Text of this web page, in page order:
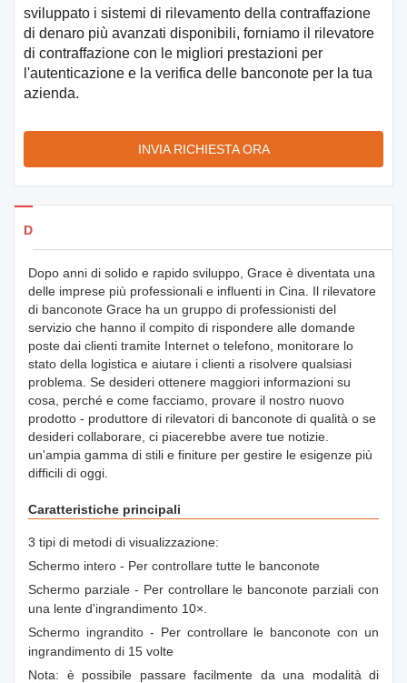
sviluppato i sistemi di rilevamento della contraffazione
di denaro più avanzati disponibili, forniamo il rilevatore
di contraffazione con le migliori prestazioni per
l'autenticazione e la verifica delle banconote per la tua
azienda.
INVIA RICHIESTA ORA
Dettagli dei prodotti
Dopo anni di solido e rapido sviluppo, Grace è diventata una
delle imprese più professionali e influenti in Cina. Il rilevatore
di banconote Grace ha un gruppo di professionisti del
servizio che hanno il compito di rispondere alle domande
poste dai clienti tramite Internet o telefono, monitorare lo
stato della logistica e aiutare i clienti a risolvere qualsiasi
problema. Se desideri ottenere maggiori informazioni su
cosa, perché e come facciamo, provare il nostro nuovo
prodotto - produttore di rilevatori di banconote di qualità o se
desideri collaborare, ci piacerebbe avere tue notizie.
un'ampia gamma di stili e finiture per gestire le esigenze più
difficili di oggi.
Caratteristiche principali
3 tipi di metodi di visualizzazione:
Schermo intero - Per controllare tutte le banconote
Schermo parziale - Per controllare le banconote parziali con
una lente d'ingrandimento 10×.
Schermo ingrandito - Per controllare le banconote con un
ingrandimento di 15 volte
Nota: è possibile passare facilmente da una modalità di